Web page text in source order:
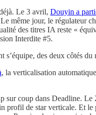
Le 3 avril, Douyin a
même jour, le régulateur
des titres IA reste «
Interdite #5.
s’équipe, des deux côtés du
, la verticalisation
sur coup dans Deadline. Le
profil de star verticale. Et